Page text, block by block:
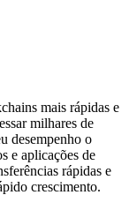
mais rápidas e
milhares de
desempenho o
e aplicações de
rápidas e
crescimento.